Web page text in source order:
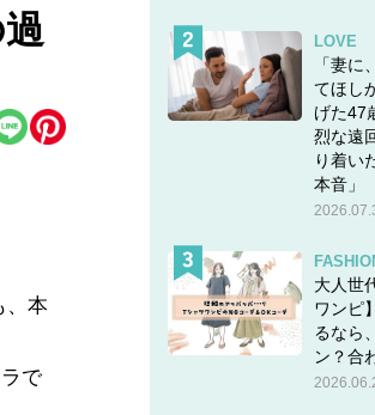
、本
で
LOVE
「妻に
てほし
げた47
烈な遠
り着い
本音」
大人世
ワンピ
るなら
ン？合